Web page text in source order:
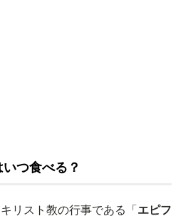
つ食べる？
リスト教の行事である「エピフ